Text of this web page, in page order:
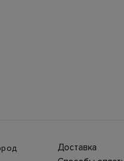
Доставка